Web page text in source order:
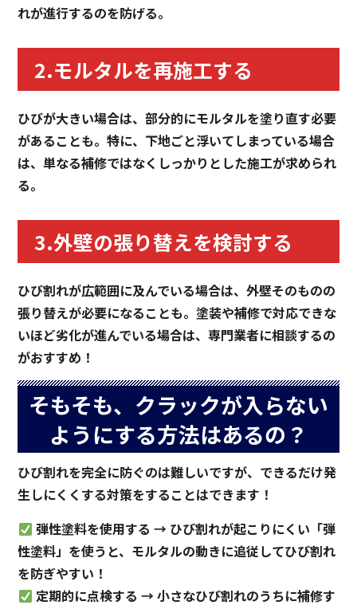
れが進行するのを防げる。
2.モルタルを再施工する
ひびが大きい場合は、部分的にモルタルを塗り直す必要
があることも。特に、下地ごと浮いてしまっている場合
は、単なる補修ではなくしっかりとした施工が求められ
る。
3.外壁の張り替えを検討する
ひび割れが広範囲に及んでいる場合は、外壁そのものの
張り替えが必要になることも。塗装や補修で対応できな
いほど劣化が進んでいる場合は、専門業者に相談するの
がおすすめ！
そもそも、クラックが入らない
ようにする方法はあるの？
ひび割れを完全に防ぐのは難しいですが、できるだけ発
生しにくくする対策をすることはできます！
弾性塗料を使用する → ひび割れが起こりにくい「弾
性塗料」を使うと、モルタルの動きに追従してひび割れ
を防ぎやすい！
定期的に点検する → 小さなひび割れのうちに補修す